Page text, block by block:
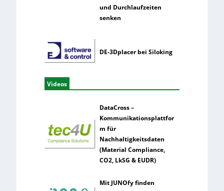
und Durchlaufzeiten
senken
DE-3Dplacer bei Siloking
Videos
DataCross –
Kommunikationsplattfor
m für
Nachhaltigkeitsdaten
(Material Compliance,
CO2, LkSG & EUDR)
Mit JUNOfy finden